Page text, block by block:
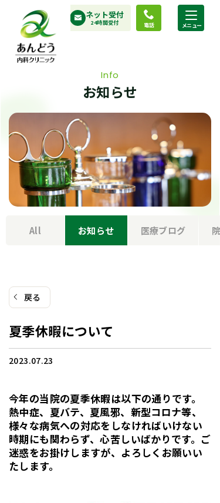
ネット受付
24時間受付 電話
Info
お知らせ
All お知らせ 医療ブログ
戻る
夏季休暇について
2023.07.23
今年の当院の夏季休暇は以下の通りです。
熱中症、夏バテ、夏風邪、新型コロナ等、
様々な病気への対応をしなければいけない
時期にも関わらず、心苦しいばかりです。ご
迷惑をお掛けしますが、よろしくお願いい
たします。